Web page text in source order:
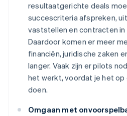
resultaatgerichte deals
succescriteria afspreken,
vaststellen en contracten
Daardoor komen er meer
financiën, juridische zaken
langer. Vaak zijn er pilots
het werkt, voordat je het
doen.
Omgaan met